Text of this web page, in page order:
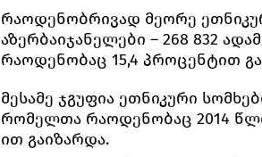
რაოდენობრივად მეორე
აზერბაიჯანელები – 268 832
რაოდენობაც 15,4 პროცენტით
მესამე ჯგუფია ეთნიკური
რომელთა რაოდენობაც 2014
ით გაიზარდა.